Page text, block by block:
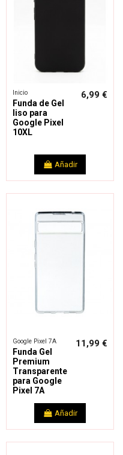
Inicio
Funda de Gel
liso para
Google Pixel
10XL
6,99 €
Añadir
Google Pixel 7A
Funda Gel
Premium
Transparente
para Google
Pixel 7A
11,99 €
Añadir